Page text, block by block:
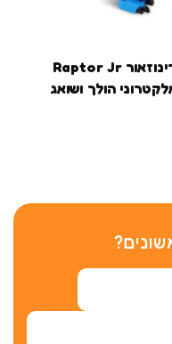
דינוזאור Raptor Jr
הולך ושואג